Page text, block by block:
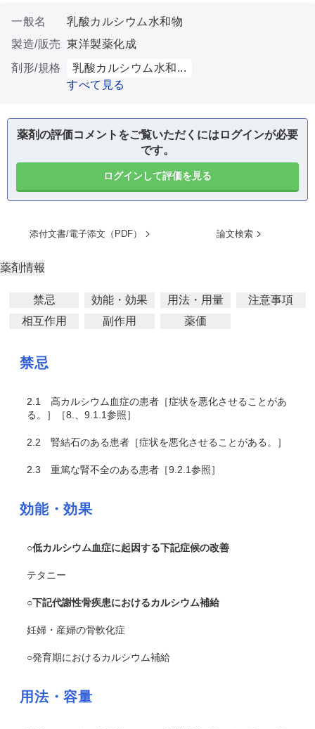
一般名
乳酸カルシウム水和物
製造/販売 東洋製薬化成
剤形/規格
乳酸カルシウム水和...
すべて見る
薬剤の評価コメントをご覧いただくにはログインが必要
です。
ログインして評価を見る
添付文書/電子添文（PDF） 論文検索
薬剤情報
禁忌 効能・効果 用法・用量
注意事項
相互作用
副作用 薬価
禁忌
2.1
高カルシウム血症の患者［症状を悪化させることがあ
る。］［8.、9.1.1参照］
2.2 腎結石のある患者［症状を悪化させることがある。］
2.3 重篤な腎不全のある患者［9.2.1参照］
効能・効果
○低カルシウム血症に起因する下記症候の改善
テタニー
○下記代謝性骨疾患におけるカルシウム補給
妊婦・産婦の骨軟化症
○発育期におけるカルシウム補給
用法・容量